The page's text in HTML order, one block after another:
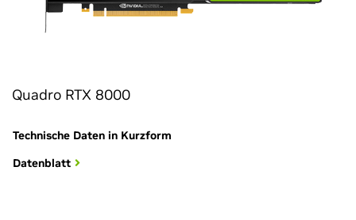
Quadro RTX 8000
Technische Daten in Kurzform
Datenblatt